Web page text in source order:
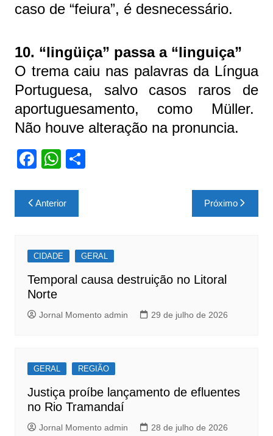
caso de “feiura”, é desnecessário.
10. “lingüiça” passa a “linguiça”
O trema caiu nas palavras da Língua
Portuguesa, salvo casos raros de
aportuguesamento, como Müller.
Não houve alteração na pronuncia.
F
c
e
o
o
k
W
at
s
p
p
S
Navegação
de
Anterior Próximo
CIDADE GERAL
Temporal causa destruição no Litoral
Norte
Jornal Momento admin 29 de julho de 2026
GERAL REGIÃO
Justiça proíbe lançamento de efluentes
no Rio Tramandaí
Jornal Momento admin 28 de julho de 2026